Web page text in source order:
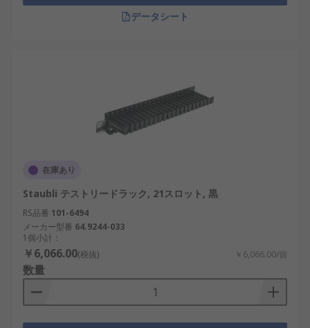
データシート
在庫あり
Staubli テストリードラック, 21スロット, 黒
RS品番 101-6494
メーカー型番 64.9244-033
1個小計：
￥6,066.00(税抜) ￥6,066.00/個
数量